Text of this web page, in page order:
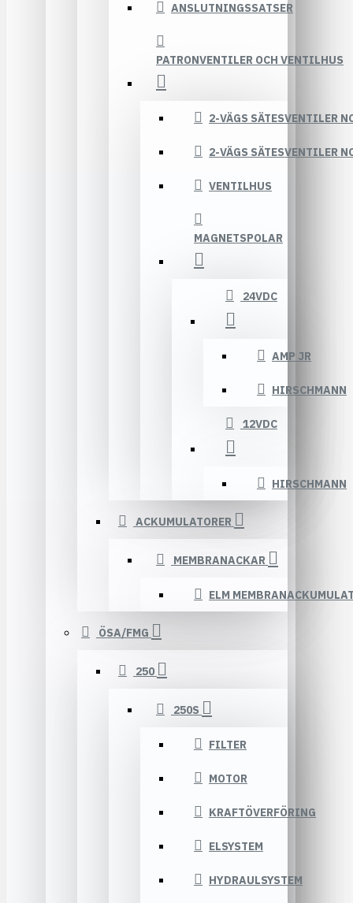
ANSLUTNINGSSATSER
PATRONVENTILER OCH VENTILHUS
2-VÄGS SÄTESVENTILER
2-VÄGS SÄTESVENTILER
VENTILHUS
MAGNETSPOLAR
24VDC
AMP JR
HIRSCHMANN
12VDC
HIRSCHMANN
ACKUMULATORER
MEMBRANACKAR
ELM
ÖSA/FMG
250
250S
FILTER
MOTOR
KRAFTÖVERFÖRING
ELSYSTEM
HYDRAULSYSTEM